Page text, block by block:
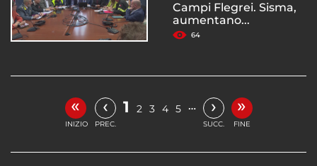
Campi Flegrei. Sisma,
aumentano...
64
«
INIZIO
‹
PREC.
1 2 3 4 5 … ›
SUCC.
»
FINE